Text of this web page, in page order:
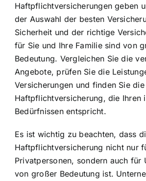
Haftpflichtversicherungen geben
der Auswahl der besten
Sicherheit und der richtige
für Sie und Ihre Familie sind von
Bedeutung. Vergleichen Sie die
Angebote, prüfen Sie die
Versicherungen und finden Sie die
Haftpflichtversicherung, die Ihren
Bedürfnissen entspricht.
Es ist wichtig zu beachten, dass
Haftpflichtversicherung nicht nur
Privatpersonen, sondern auch für
von großer Bedeutung ist.